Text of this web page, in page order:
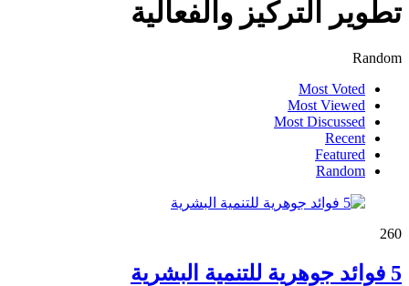
تطوير التركيز والفعالية
Random
Most Voted
Most Viewed
Most Discussed
Recent
Featured
Random
260
5 فوائد جوهرية للتنمية البشرية